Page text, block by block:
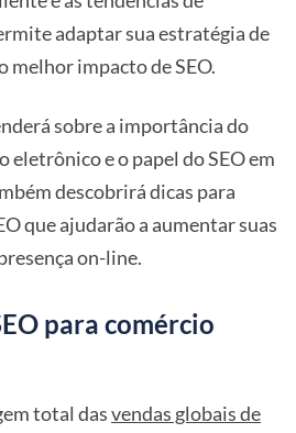
adaptar sua estratégia de
melhor impacto de SEO.
sobre a importância do
eletrônico e o papel do SEO em
descobrirá dicas para
que ajudarão a aumentar suas
on-line.
para comércio
total dasvendas globais de